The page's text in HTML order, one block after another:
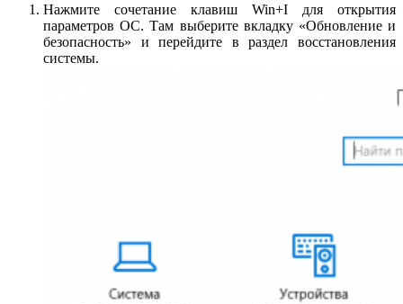
Нажмите сочетание клавиш Win+I для открытия
параметров ОС. Там выберите вкладку «Обновление и
безопасность» и перейдите в раздел восстановления
системы.